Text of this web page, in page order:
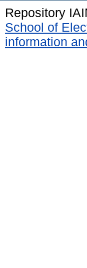
Repository
School of
information